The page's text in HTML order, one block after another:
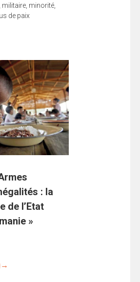
militaire, minorité,
de paix
: la
de l’Etat
»
→